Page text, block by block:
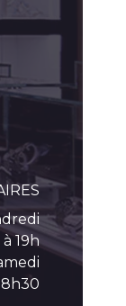
19h